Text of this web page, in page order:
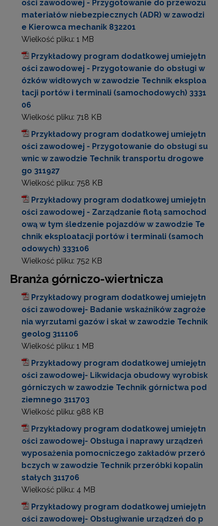
ości zawodowej - Przygotowanie do przewozu
materiałów niebezpiecznych (ADR) w zawodzi
e Kierowca mechanik 832201
Wielkość pliku: 1 MB
Przykładowy program dodatkowej umiejętn
ości zawodowej - Przygotowanie do obsługi w
ózków widłowych w zawodzie Technik eksploa
tacji portów i terminali (samochodowych) 3331
06
Wielkość pliku: 718 KB
Przykładowy program dodatkowej umiejętn
ości zawodowej - Przygotowanie do obsługi su
wnic w zawodzie Technik transportu drogowe
go 311927
Wielkość pliku: 758 KB
Przykładowy program dodatkowej umiejętn
ości zawodowej - Zarządzanie flotą samochod
ową w tym śledzenie pojazdów w zawodzie Te
chnik eksploatacji portów i terminali (samoch
odowych) 333106
Wielkość pliku: 752 KB
Branża górniczo-wiertnicza
Przykładowy program dodatkowej umiejętn
ości zawodowej- Badanie wskaźników zagroże
nia wyrzutami gazów i skał w zawodzie Technik
geolog 311106
Wielkość pliku: 1 MB
Przykładowy program dodatkowej umiejętn
ości zawodowej- Likwidacja obudowy wyrobisk
górniczych w zawodzie Technik górnictwa pod
ziemnego 311703
Wielkość pliku: 988 KB
Przykładowy program dodatkowej umiejętn
ości zawodowej- Obsługa i naprawy urządzeń
wyposażenia pomocniczego zakładów przeró
bczych w zawodzie Technik przeróbki kopalin
stałych 311706
Wielkość pliku: 4 MB
Przykładowy program dodatkowej umiejętn
ości zawodowej- Obsługiwanie urządzeń do p